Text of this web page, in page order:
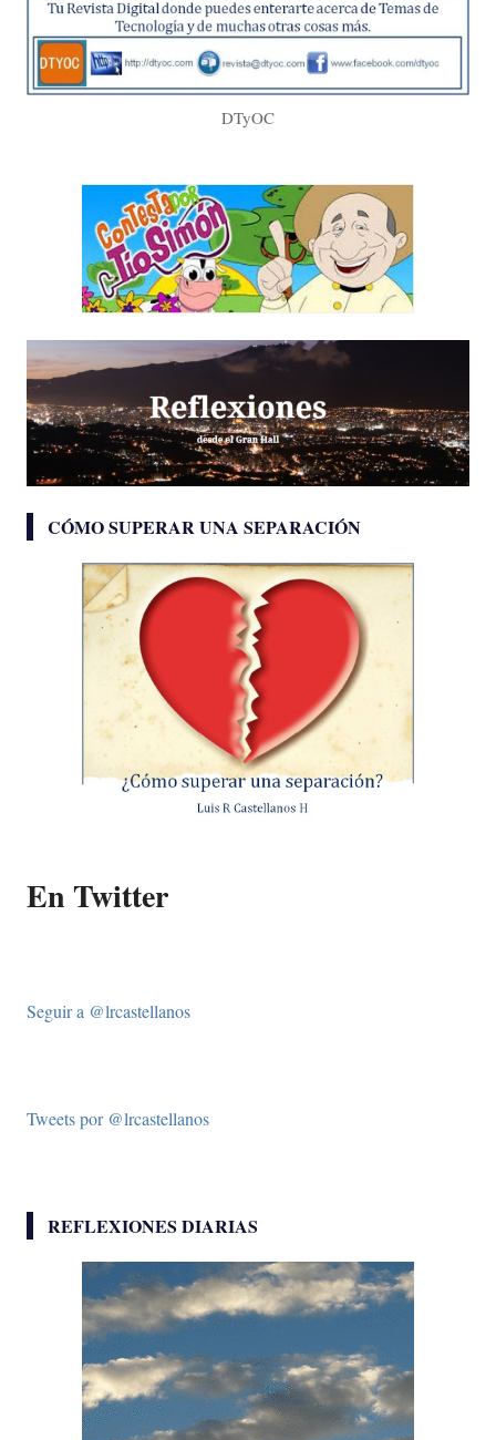
DTyOC
CÓMO SUPERAR UNA SEPARACIÓN
En Twitter
Seguir a @lrcastellanos
Tweets por @lrcastellanos
REFLEXIONES DIARIAS